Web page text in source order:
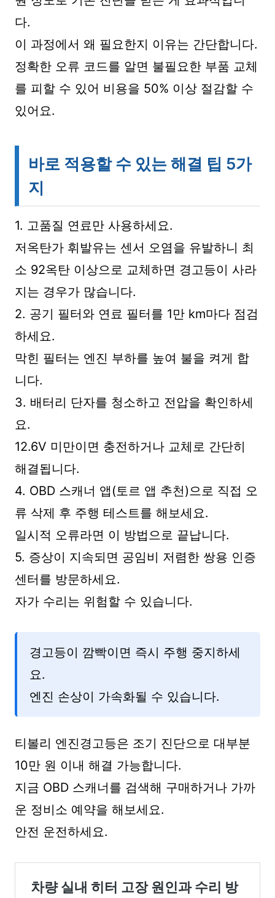
다.
이 과정에서 왜 필요한지 이유는 간단합니다.
정확한 오류 코드를 알면 불필요한 부품 교체
를 피할 수 있어 비용을 50% 이상 절감할 수
있어요.
바로 적용할 수 있는 해결 팁 5가
지
1. 고품질 연료만 사용하세요.
저옥탄가 휘발유는 센서 오염을 유발하니 최
소 92옥탄 이상으로 교체하면 경고등이 사라
지는 경우가 많습니다.
2. 공기 필터와 연료 필터를 1만 km마다 점검
하세요.
막힌 필터는 엔진 부하를 높여 불을 켜게 합
니다.
3. 배터리 단자를 청소하고 전압을 확인하세
요.
12.6V 미만이면 충전하거나 교체로 간단히
해결됩니다.
4. OBD 스캐너 앱(토르 앱 추천)으로 직접 오
류 삭제 후 주행 테스트를 해보세요.
일시적 오류라면 이 방법으로 끝납니다.
5. 증상이 지속되면 공임비 저렴한 쌍용 인증
센터를 방문하세요.
자가 수리는 위험할 수 있습니다.
경고등이 깜빡이면 즉시 주행 중지하세
요.
엔진 손상이 가속화될 수 있습니다.
티볼리 엔진경고등은 조기 진단으로 대부분
10만 원 이내 해결 가능합니다.
지금 OBD 스캐너를 검색해 구매하거나 가까
운 정비소 예약을 해보세요.
안전 운전하세요.